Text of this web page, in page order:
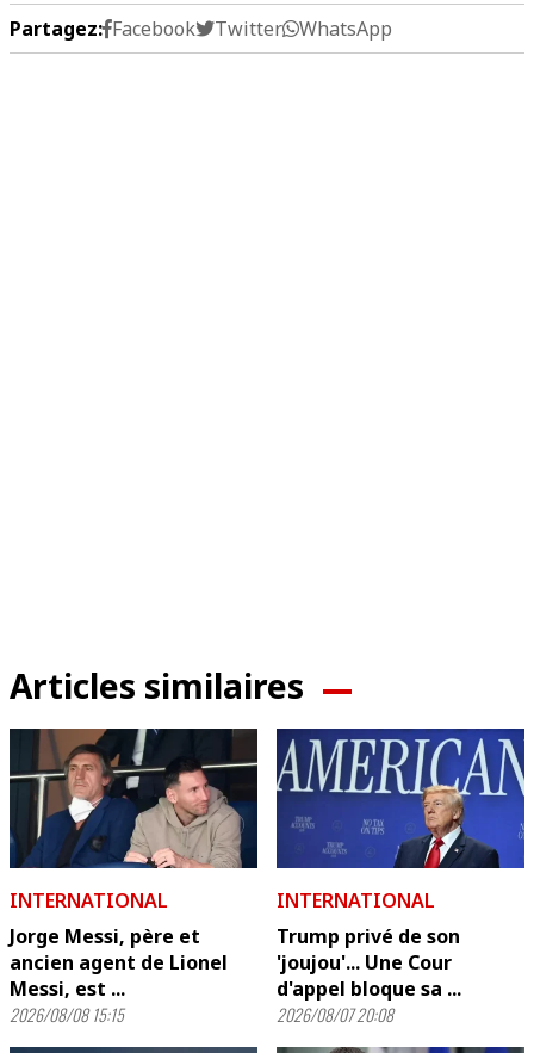
Partagez: Facebook Twitter WhatsApp
Articles similaires
INTERNATIONAL
Jorge Messi, père et
ancien agent de Lionel
Messi, est ...
2026/08/08 15:15
INTERNATIONAL
Trump privé de son
'joujou'... Une Cour
d'appel bloque sa ...
2026/08/07 20:08